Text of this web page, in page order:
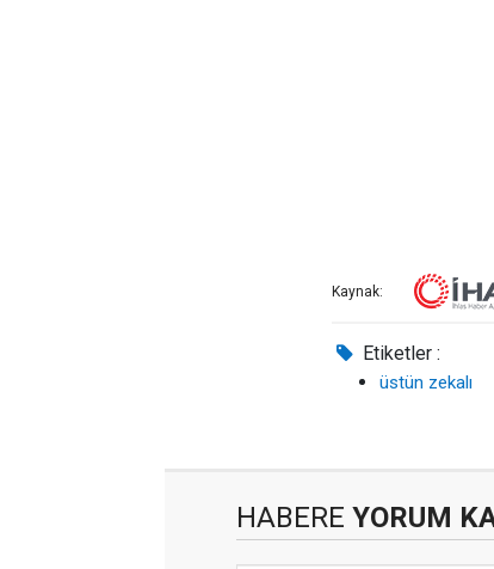
Kaynak:
Etiketler :
üstün zekalı
HABERE YORUM